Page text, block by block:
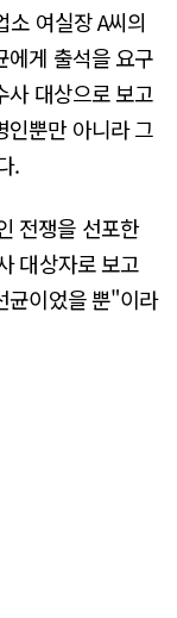
소 여실장 A씨의
에게 출석을 요구
사 대상으로 보고
인뿐만 아니라 그
.
전쟁을 선포한
대상자로 보고
균이었을 뿐"이라